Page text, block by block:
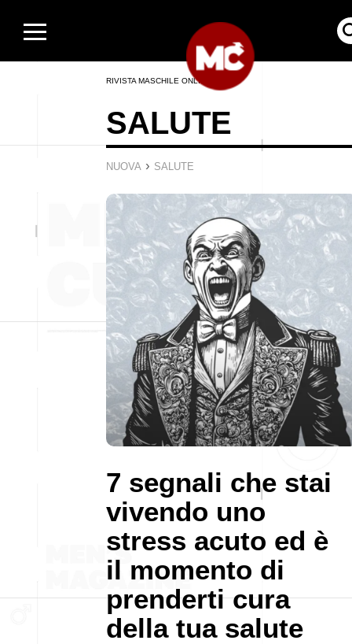
RIVISTA MASCHILE ONLINE
SALUTE
NUOVA › SALUTE
7 segnali che stai
vivendo uno
stress acuto ed è
il momento di
prenderti cura
della tua salute